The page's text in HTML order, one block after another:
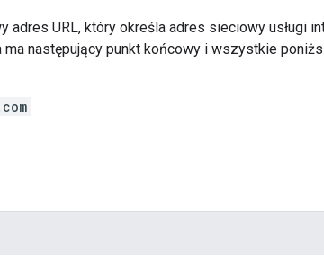
adres URL, który określa adres sieciowy usługi
ma następujący punkt końcowy i wszystkie